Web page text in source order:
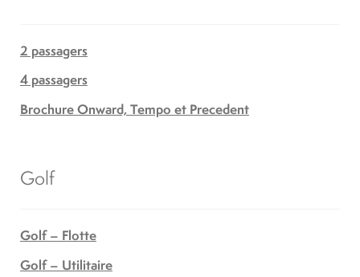
2 passagers
4 passagers
Brochure Onward, Tempo et Precedent
Golf
Golf – Flotte
Golf – Utilitaire